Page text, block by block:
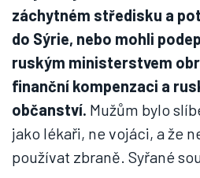
záchytném středisku a
do Sýrie, nebo mohli
ruským ministerstvem
finanční kompenzaci a
občanství. Mužům bylo
jako lékaři, ne vojáci, a že
používat zbraně. Syřané